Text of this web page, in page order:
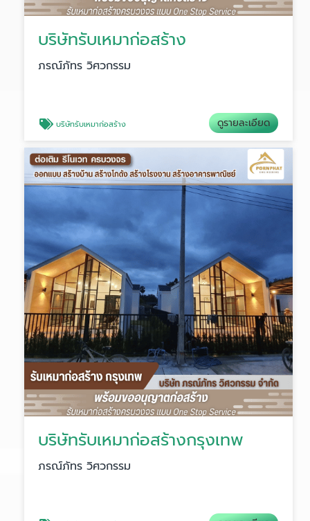
บริษัทรับเหมาก่อสร้าง
ภรณ์ภัทร วิศวกรรม
บริษัทรับเหมาก่อสร้าง ดูรายละเอียด
บริษัทรับเหมาก่อสร้างกรุงเทพ
ภรณ์ภัทร วิศวกรรม